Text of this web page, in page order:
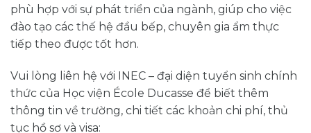
phù hợp với sự phát triển của ngành, giúp cho việc
đào tạo các thế hệ đầu bếp, chuyên gia ẩm thực
tiếp theo được tốt hơn.
Vui lòng liên hệ với INEC – đại diện tuyển sinh chính
thức của Học viện École Ducasse để biết thêm
thông tin về trường, chi tiết các khoản chi phí, thủ
tục hồ sơ và visa: